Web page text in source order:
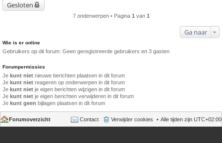
Gesloten
7 onderwerpen • Pagina 1 van 1
Ga naar
Wie is er online
Gebruikers op dit forum: Geen geregistreerde gebruikers en 3 gasten
Forumpermissies
Je kunt niet nieuwe berichten plaatsen in dit forum
Je kunt niet reageren op onderwerpen in dit forum
Je kunt niet je eigen berichten wijzigen in dit forum
Je kunt niet je eigen berichten verwijderen in dit forum
Je kunt geen bijlagen plaatsen in dit forum
Forumoverzicht Alle tijden zijn UTC+02:00
Verwijder cookies
Contact